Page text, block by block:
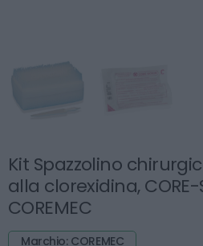
Kit Spazzolino
alla clorexidina, CORE-
COREMEC
Marchio: COREMEC